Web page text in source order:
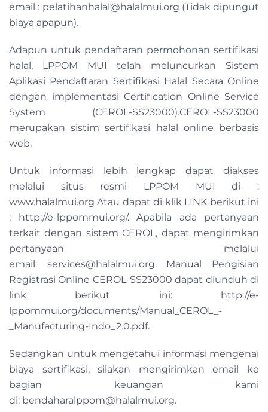
email : pelatihanhalal@halalmui.org (Tidak dipungut
biaya apapun).
Adapun untuk pendaftaran permohonan sertifikasi
halal, LPPOM MUI telah meluncurkan Sistem
Aplikasi Pendaftaran Sertifikasi Halal Secara Online
dengan implementasi Certification Online Service
System (CEROL-SS23000).CEROL-SS23000
merupakan sistim sertifikasi halal online berbasis
web.
Untuk informasi lebih lengkap dapat diakses
melalui situs resmi LPPOM MUI di :
www.halalmui.org Atau dapat di klik LINK berikut ini
: http://e-lppommui.org/. Apabila ada pertanyaan
terkait dengan sistem CEROL, dapat mengirimkan
pertanyaan melalui
email: services@halalmui.org. Manual Pengisian
Registrasi Online CEROL-SS23000 dapat diunduh di
link berikut ini: http://e-
lppommui.org/documents/Manual_CEROL_-
_Manufacturing-Indo_2.0.pdf.
Sedangkan untuk mengetahui informasi mengenai
biaya sertifikasi, silakan mengirimkan email ke
bagian keuangan kami
di: bendaharalppom@halalmui.org.